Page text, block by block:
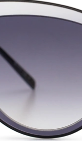
Largeur des verres
Largeur